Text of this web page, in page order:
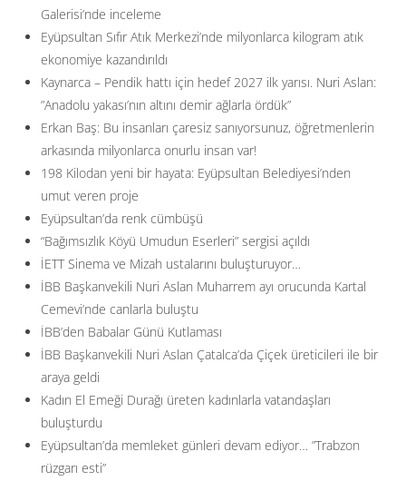
Galerisi’nde inceleme
Eyüpsultan Sıfır Atık Merkezi’nde milyonlarca kilogram atık
ekonomiye kazandırıldı
Kaynarca – Pendik hattı için hedef 2027 ilk yarısı. Nuri Aslan:
”Anadolu yakası’nın altını demir ağlarla ördük”
Erkan Baş: Bu insanları çaresiz sanıyorsunuz, öğretmenlerin
arkasında milyonlarca onurlu insan var!
198 Kilodan yeni bir hayata: Eyüpsultan Belediyesi’nden
umut veren proje
Eyüpsultan’da renk cümbüşü
“Bağımsızlık Köyü Umudun Eserleri” sergisi açıldı
İETT Sinema ve Mizah ustalarını buluşturuyor…
İBB Başkanvekili Nuri Aslan Muharrem ayı orucunda Kartal
Cemevi’nde canlarla buluştu
İBB’den Babalar Günü Kutlaması
İBB Başkanvekili Nuri Aslan Çatalca’da Çiçek üreticileri ile bir
araya geldi
Kadın El Emeği Durağı üreten kadınlarla vatandaşları
buluşturdu
Eyüpsultan’da memleket günleri devam ediyor… ”Trabzon
rüzgarı esti”